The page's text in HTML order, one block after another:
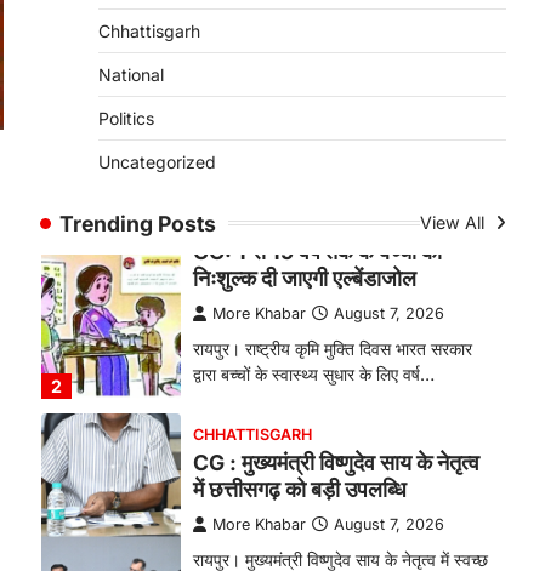
Chhattisgarh
National
Politics
Uncategorized
Trending Posts View All
CG: छिपली की दीदियों का कमाल,
बकरी पालन से बढ़ी आय और मजबूत
More Khabar August 7, 2026
रायपुर। ग्रामीण महिलाओं को आर्थिक रूप से
सशक्त बनाने की दिशा में जिले के नगरी…
2
CHHATTISGARH
CG: 1 से 19 वर्ष तक के बच्चों को
निःशुल्क दी जाएगी एल्बेंडाजोल
More Khabar August 7, 2026
रायपुर। राष्ट्रीय कृमि मुक्ति दिवस भारत सरकार
द्वारा बच्चों के स्वास्थ्य सुधार के लिए वर्ष…
CHHATTISGARH
CG : मुख्यमंत्री विष्णुदेव साय के नेतृत्व
में छत्तीसगढ़ को बड़ी उपलब्धि
More Khabar August 7, 2026
रायपुर। मुख्यमंत्री विष्णुदेव साय के नेतृत्व में स्वच्छ